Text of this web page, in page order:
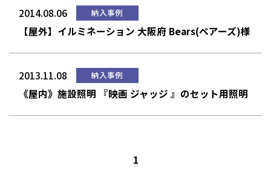
2014.08.06 納入事例
【屋外】イルミネーション 大阪府 Bears(ベアーズ)様
2013.11.08 納入事例
《屋内》施設照明 『映画 ジャッジ 』のセット用照明
1